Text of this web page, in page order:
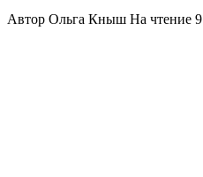
Автор Ольга Кныш На чтение